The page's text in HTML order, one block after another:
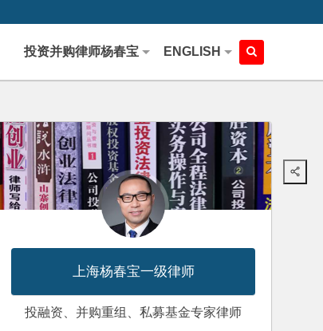
投资并购律师杨春宝 ENGLISH
上海杨春宝一级律师
投融资、并购重组、私募基金专家律师